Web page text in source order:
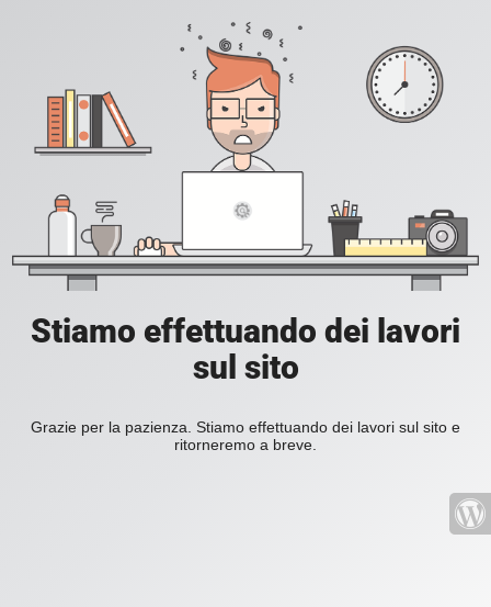
Stiamo effettuando dei lavori
sul sito
Grazie per la pazienza. Stiamo effettuando dei lavori sul sito e
ritorneremo a breve.